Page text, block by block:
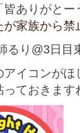
皆ありがと
が家族から禁
るり@3日目
アイコンが
ておきます